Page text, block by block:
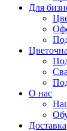
Для
О нас
Доставка